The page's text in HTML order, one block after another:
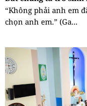
“Không phải anh em
chọn anh em.” (Ga...